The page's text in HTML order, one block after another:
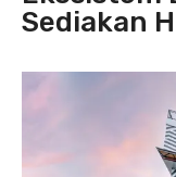
Sediakan